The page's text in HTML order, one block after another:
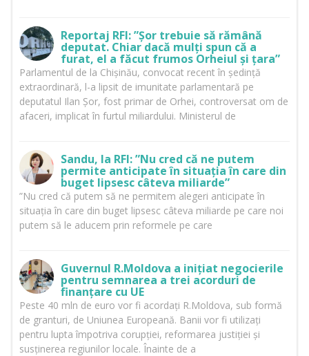
Reportaj RFI: ”Șor trebuie să rămână
deputat. Chiar dacă mulți spun că a
furat, el a făcut frumos Orheiul și țara”
Parlamentul de la Chișinău, convocat recent în ședință
extraordinară, l-a lipsit de imunitate parlamentară pe
deputatul Ilan Șor, fost primar de Orhei, controversat om de
afaceri, implicat în furtul miliardului. Ministerul de
Sandu, la RFI: ”Nu cred că ne putem
permite anticipate în situația în care din
buget lipsesc câteva miliarde”
”Nu cred că putem să ne permitem alegeri anticipate în
situația în care din buget lipsesc câteva miliarde pe care noi
putem să le aducem prin reformele pe care
Guvernul R.Moldova a inițiat negocierile
pentru semnarea a trei acorduri de
finanțare cu UE
Peste 40 mln de euro vor fi acordați R.Moldova, sub formă
de granturi, de Uniunea Europeană. Banii vor fi utilizați
pentru lupta împotriva corupției, reformarea justiției și
susținerea regiunilor locale. Înainte de a